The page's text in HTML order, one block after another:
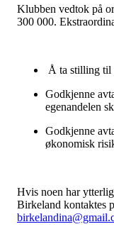
Klubben vedtok på
300 000.
Å ta stilling til
Godkjenne
egenandelen
Godkjenne
økonomisk
Hvis noen har
Birkeland kontaktes